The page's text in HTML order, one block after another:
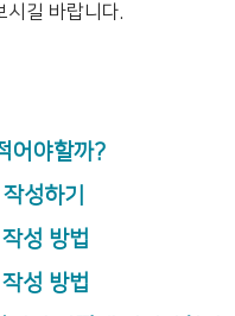
시길 바랍니다.
어야할까?
성하기
성 방법
성 방법